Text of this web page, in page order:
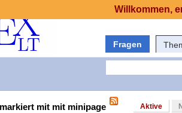
Fragen
mit mit minipage Aktive
Willkommen,